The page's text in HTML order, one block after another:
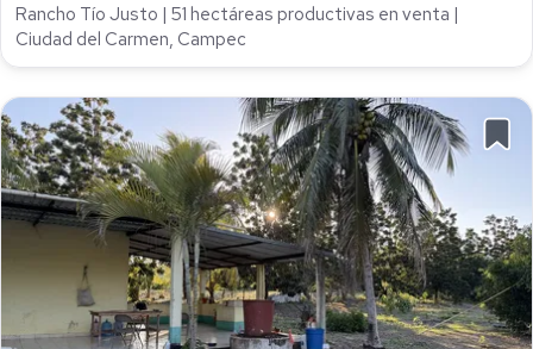
Rancho Tío Justo | 51 hectáreas productivas en venta |
Ciudad del Carmen, Campec